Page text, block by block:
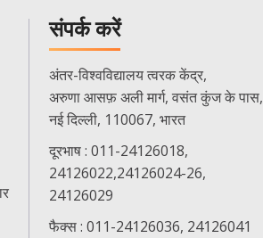
संपर्क करें
अंतर-विश्वविद्यालय त्वरक केंद्र,
अरुणा आसफ़ अली मार्ग, वसंत कुंज के पास,
नई दिल्ली, 110067, भारत
दूरभाष : 011-24126018,
24126022,24126024-26,
24126029
फैक्स : 011-24126036, 24126041